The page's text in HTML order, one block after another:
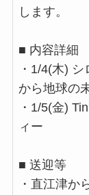
します。
■ 内容詳細
・1/4(木)
から地球の
・1/5(金)
ィー
■ 送迎等
・直江津か